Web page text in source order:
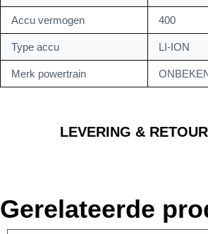
LEVERING &
Accu vermogen 400
Type accu LI-ION
Merk powertrain
Gerelateerde